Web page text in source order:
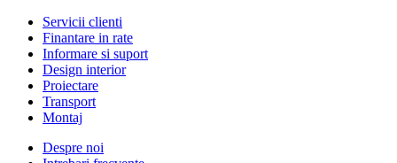
Servicii clienti
Finantare in rate
Informare si suport
Design interior
Proiectare
Transport
Montaj
Despre noi